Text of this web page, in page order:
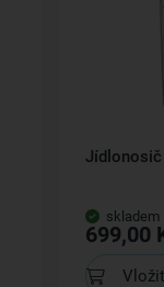
Jídlonosič
skladem
699,00